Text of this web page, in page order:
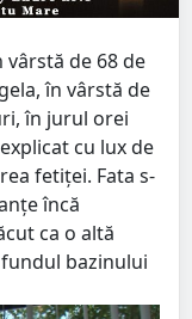
de 68 de
în vârstă de
în jurul orei
cu lux de
fetiței. Fata s-
încă
ca o altă
bazinului